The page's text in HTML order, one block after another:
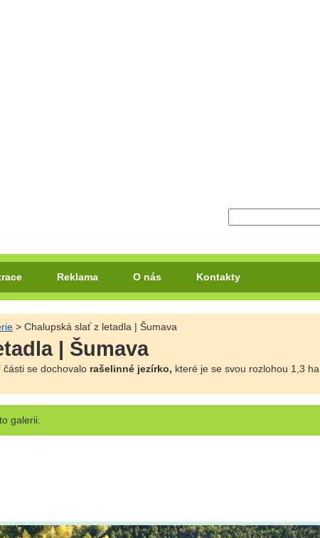
Reklama O nás Kontakty
> Chalupská slať z letadla | Šumava
| Šumava
části se dochovalo rašelinné jezírko, které je se svou rozlohou 1,3 ha
galerii.